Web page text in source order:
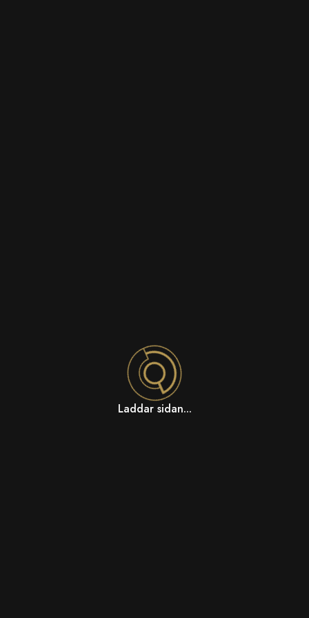
Laddar sidan...